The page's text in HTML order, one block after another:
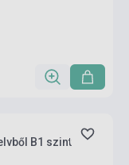
B1 szint